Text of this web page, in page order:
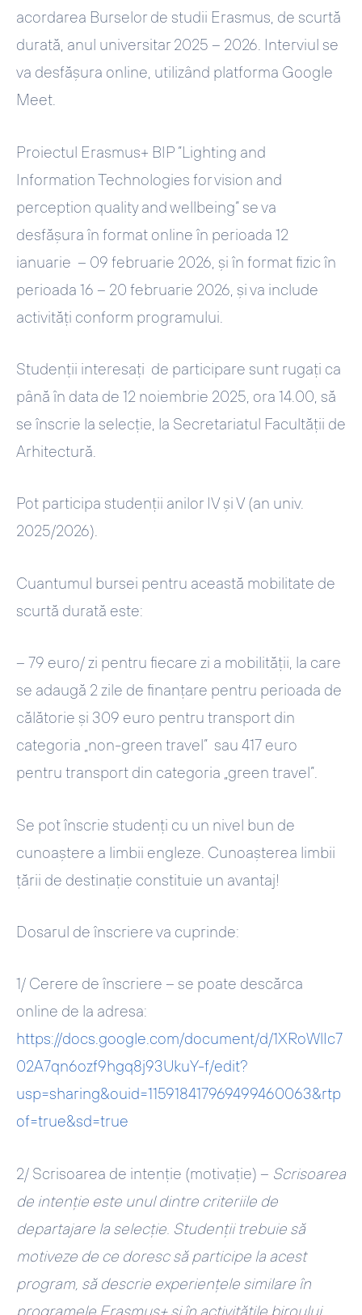
acordarea Burselor de studii Erasmus, de scurtă
durată, anul universitar 2025 – 2026. Interviul se
va desfășura online, utilizând platforma Google
Meet.
Proiectul Erasmus+ BIP ”Lighting and
Information Technologies for vision and
perception quality and wellbeing” se va
desfășura în format online în perioada 12
ianuarie – 09 februarie 2026, și în format fizic în
perioada 16 – 20 februarie 2026 , și va include
activități conform programului.
Studenții interesați de participare sunt rugați ca
până în data de 12 noiembrie 2025, ora 14.00 , să
se înscrie la selecție, la Secretariatul Facultății de
Arhitectură.
Pot participa studenţii anilor IV și V (an univ.
2025/2026).
Cuantumul bursei pentru această mobilitate de
scurtă durată este:
– 79 euro/ zi pentru fiecare zi a mobilității, la care
se adaugă 2 zile de finanțare pentru perioada de
călătorie și 309 euro pentru transport din
categoria „non-green travel” sau 417 euro
pentru transport din categoria „green travel”.
Se pot înscrie studenţi cu un nivel bun de
cunoaştere a limbii engleze. Cunoașterea limbii
țării de destinație constituie un avantaj!
Dosarul de înscriere va cuprinde:
1/ Cerere de înscriere – se poate descărca
online de la adresa:
https://docs.google.com/document/d/1XRoWlIc7
02A7qn6ozf9hgq8j93UkuY-f/edit?
usp=sharing&ouid=115918417969499460063&rtp
of=true&sd=true
2/ Scrisoarea de intenţie (motivație) – Scrisoarea
de intenție este unul dintre criteriile de
departajare la selecție. Studenții trebuie să
motiveze de ce doresc să participe la acest
program, să descrie experiențele similare în
programele Erasmus+ și în activitățile biroului